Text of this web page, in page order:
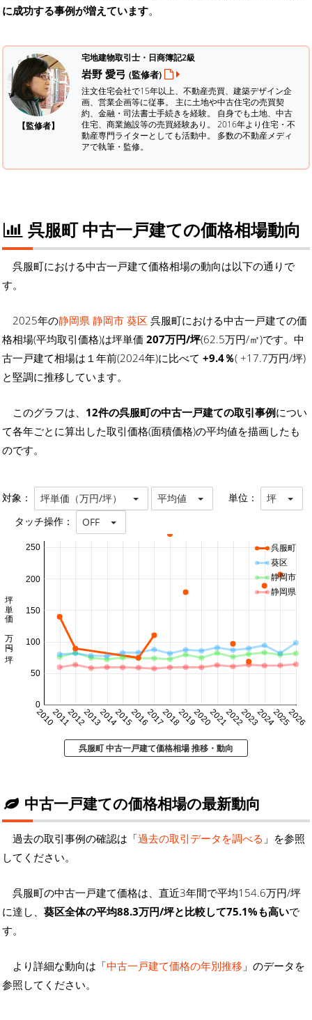
に成功する事例が増えています。
【監修者】
宅地建物取引士・日商簿記2級
岩野 愛弓 (監修者)
注文住宅会社で15年以上、不動産売買、建築デザイン企
画、営業企画等に従事。 主に土地や中古住宅の売買契
約、金融・司法書士手続きを経験。 自身でも土地、中古
住宅、商業施設等の売買経験あり。 2016年より住宅・不
動産専門ライターとしても活動中。 多数の不動産メディ
アで執筆・監修。
呉服町 中古一戸建ての価格相場動向
呉服町における中古一戸建て価格相場の動向は以下の通りで
す。
2025年の静岡県 静岡市 葵区 呉服町における中古一戸建ての価
格相場(平均取引価格)は坪単価 207万円/坪(62.5万円/㎡)です。中
古一戸建て相場は１年前(2024年)に比べて +9.4％( +17.7万円/坪)
と堅調に推移しています。
このグラフは、 12件の呉服町の中古一戸建ての取引事例につい
て各年ごとに算出した取引価格(面積価格)の平均値を描画したも
のです。
対象： 坪単価（万円/坪） 平均値 単位： 坪
タッチ操作： OFF
20102011201220132014201520162017201820192020202120222023202420252026
0
50
100
150
200
250
坪単価 万円/坪
呉服町
葵区
静岡市
静岡県
呉服町 中古一戸建て価格相場 推移・動向
中古一戸建ての価格相場の最新動向
過去の取引事例の確認は「過去の取引データを調べる 」を参照
してください。
呉服町の中古一戸建て価格は、直近3年間で平均154.6万円/坪
に達し、 葵区全体の平均88.3万円/坪と比較して75.1%も高いで
す。
より詳細な動向は「中古一戸建て価格の年別推移 」のデータを
参照してください。